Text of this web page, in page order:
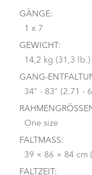
GÄNGE:
1 x 7
GEWICHT:
14,2 kg (31,3 lb.)
GANG-
34" - 83" (2.71 -
One size
FALTMASS:
39 × 86 × 84 cm
FALTZEIT: